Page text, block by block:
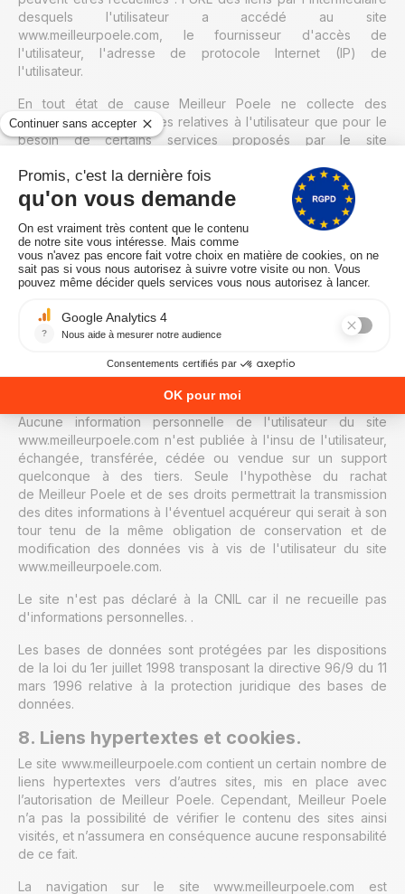
desquels l'utilisateur a accédé au site
www.meilleurpoele.com, le fournisseur d'accès de
l'utilisateur, l'adresse de protocole Internet (IP) de
l'utilisateur.
En tout état de cause Meilleur Poele ne collecte des
informations personnelles relatives à l'utilisateur que pour le
besoin de certains services proposés par le site
en toute connaissance de cause, notamment lorsqu'il
procède par lui-même à leur saisie. Il est alors précisé à
l'utilisateur du site www.meilleurpoele.com l’obligation ou non
de fournir ces informations.
Conformément aux dispositions des articles 38 et suivants de
la loi 78-17 du 6 janvier 1978 relative à l’informatique, aux
d’accès, de rectification et d’opposition aux données
personnelles le concernant, en effectuant sa demande écrite
signature du titulaire de la pièce, en précisant l’adresse à
laquelle la réponse doit être envoyée.
Aucune information personnelle de l'utilisateur du site
www.meilleurpoele.com n'est publiée à l'insu de l'utilisateur,
échangée, transférée, cédée ou vendue sur un support
quelconque à des tiers. Seule l'hypothèse du rachat
de Meilleur Poele et de ses droits permettrait la transmission
des dites informations à l'éventuel acquéreur qui serait à son
tour tenu de la même obligation de conservation et de
modification des données vis à vis de l'utilisateur du site
www.meilleurpoele.com.
Le site n'est pas déclaré à la CNIL car il ne recueille pas
d'informations personnelles. .
Les bases de données sont protégées par les dispositions
de la loi du 1er juillet 1998 transposant la directive 96/9 du 11
mars 1996 relative à la protection juridique des bases de
données.
8. Liens hypertextes et cookies.
Le site www.meilleurpoele.com contient un certain nombre de
liens hypertextes vers d’autres sites, mis en place avec
l’autorisation de Meilleur Poele. Cependant, Meilleur Poele
n’a pas la possibilité de vérifier le contenu des sites ainsi
visités, et n’assumera en conséquence aucune responsabilité
de ce fait.
La navigation sur le site www.meilleurpoele.com est